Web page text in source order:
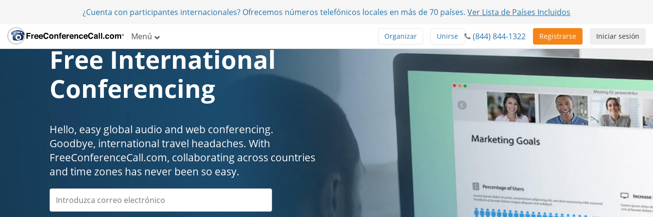
¿Cuenta con participantes internacionales? Ofrecemos números telefónicos locales en más de 70 países. Ver Lista de Países Incluidos
Menú Iniciar sesión
Registrarse
(844) 844-1322
Unirse
Organizar
Free International
Conferencing
Hello, easy global audio and web conferencing.
Goodbye, international travel headaches. ​​​​​​​With
FreeConferenceCall.com, collaborating across countries
and time zones has never been so easy.